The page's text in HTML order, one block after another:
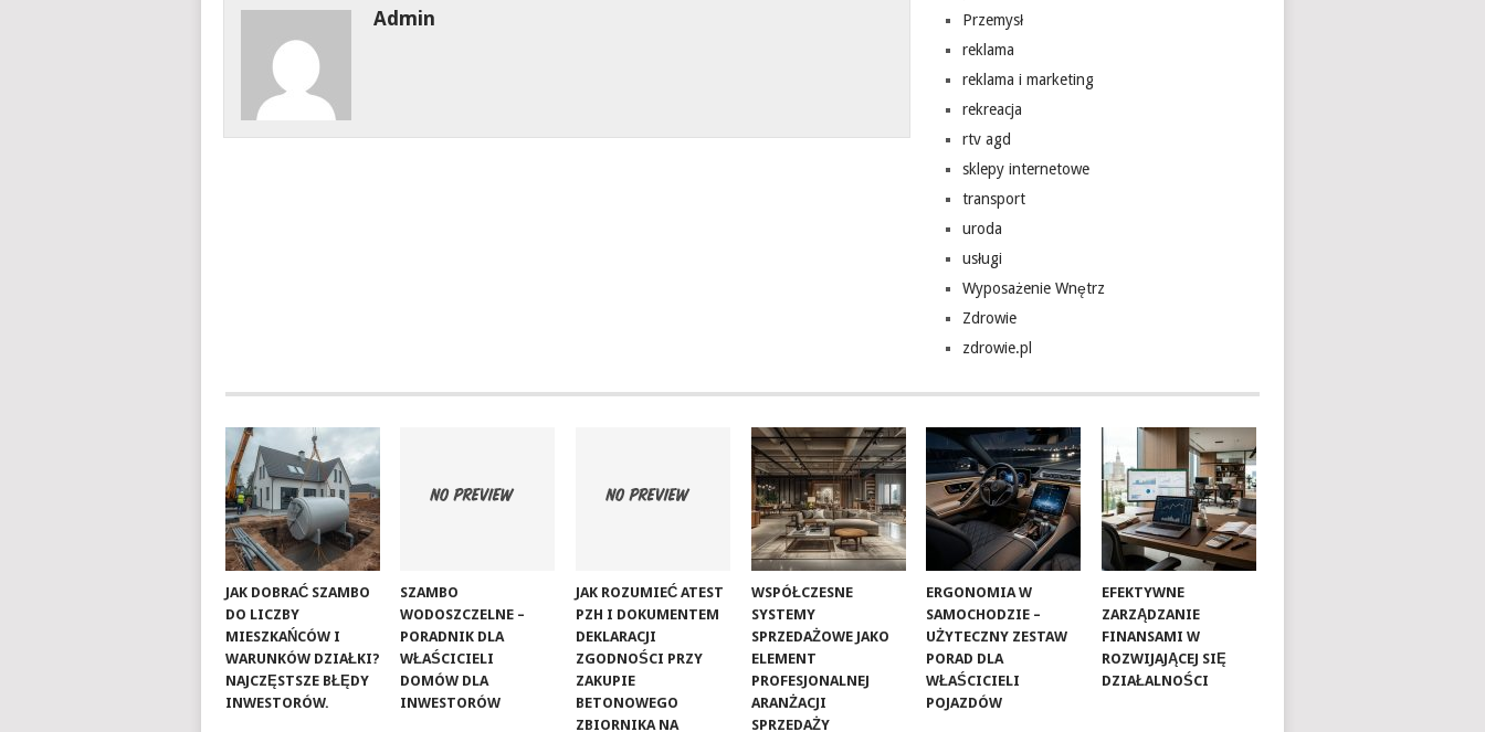
Admin
Przemysł
reklama
reklama i marketing
rekreacja
rtv agd
sklepy internetowe
transport
uroda
usługi
Wyposażenie Wnętrz
Zdrowie
zdrowie.pl
JAK DOBRAĆ SZAMBO
DO LICZBY
MIESZKAŃCÓW I
WARUNKÓW DZIAŁKI?
NAJCZĘSTSZE BŁĘDY
INWESTORÓW.
SZAMBO
WODOSZCZELNE –
PORADNIK DLA
WŁAŚCICIELI
DOMÓW DLA
INWESTORÓW
JAK ROZUMIEĆ ATEST
PZH I DOKUMENTEM
DEKLARACJI
ZGODNOŚCI PRZY
ZAKUPIE
BETONOWEGO
ZBIORNIKA NA
WSPÓŁCZESNE
SYSTEMY
SPRZEDAŻOWE JAKO
ELEMENT
PROFESJONALNEJ
ARANŻACJI
SPRZEDAŻY
ERGONOMIA W
SAMOCHODZIE –
UŻYTECZNY ZESTAW
PORAD DLA
WŁAŚCICIELI
POJAZDÓW
EFEKTYWNE
ZARZĄDZANIE
FINANSAMI W
ROZWIJAJĄCEJ SIĘ
DZIAŁALNOŚCI